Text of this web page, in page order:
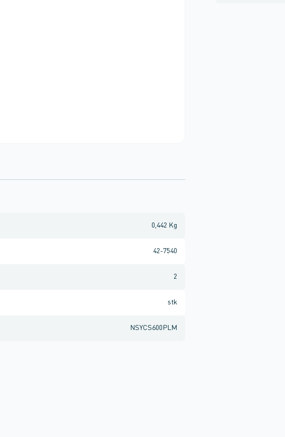
0,442 Kg
42-7540
2
stk
NSYCS600PLM